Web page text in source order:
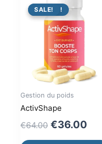
PROMO !
SALE!
Gestion du poids
ActivShape
€64.00 Original
price
€36.00